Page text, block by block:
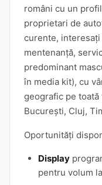
români cu un
proprietari de
curente,
mentenanță,
predominant
în media kit), cu
geografic pe
București, Cluj,
Oportunități
Display
pentru volum